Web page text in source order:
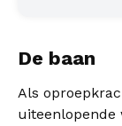
De baan
Als
uiteenlopende